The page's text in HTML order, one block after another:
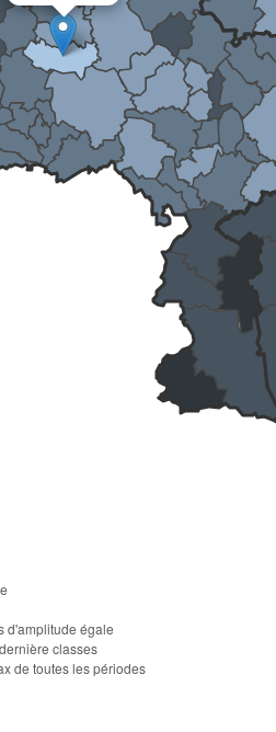
d'amplitude égale​
classes
de toutes les périodes